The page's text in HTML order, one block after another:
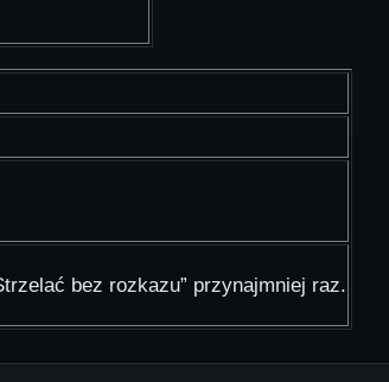
bez rozkazu” przynajmniej raz.